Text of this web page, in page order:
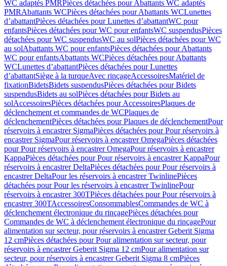
WC adaptés PMRPièces détachées pour Abattants WC adaptés
PMRAbattants WCPièces détachées pour Abattants WCLunettes
d’abattantPièces détachées pour Lunettes d’abattantWC pour
enfantsPièces détachées pour WC pour enfantsWC suspendusPièces
détachées pour WC suspendusWC au solPièces détachées pour WC
au solAbattants WC pour enfantsPièces détachées pour Abattants
WC pour enfantsAbattants WCPièces détachées pour Abattants
WCLunettes d’abattantPièces détachées pour Lunettes
d’abattantSiège à la turqueAvec rinçageAccessoiresMatériel de
fixationBidetsBidets suspendusPièces détachées pour Bidets
suspendusBidets au solPièces détachées pour Bidets au
solAccessoiresPièces détachées pour AccessoiresPlaques de
déclenchement et commandes de WCPlaques de
déclenchementPièces détachées pour Plaques de déclenchementPour
réservoirs à encastrer SigmaPièces détachées pour Pour réservoirs à
encastrer SigmaPour réservoirs à encastrer OmegaPièces détachées
pour Pour réservoirs à encastrer OmegaPour réservoirs à encastrer
KappaPièces détachées pour Pour réservoirs à encastrer KappaPour
réservoirs à encastrer DeltaPièces détachées pour Pour réservoirs à
encastrer DeltaPour les réservoirs à encastrer TwinlinePièces
détachées pour Pour les réservoirs à encastrer TwinlinePour
réservoirs à encastrer 300TPièces détachées pour Pour réservoirs à
encastrer 300TAccessoiresConsommablesCommandes de WC à
déclenchement électronique du rinçagePièces détachées pour
Commandes de WC à déclenchement électronique du rinçagePour
alimentation sur secteur, pour réservoirs à encastrer Geberit Sigma
12 cmPièces détachées pour Pour alimentation sur secteur, pour
réservoirs à encastrer Geberit Sigma 12 cmPour alimentation sur
secteur, pour réservoirs à encastrer Geberit Sigma 8 cmPièces